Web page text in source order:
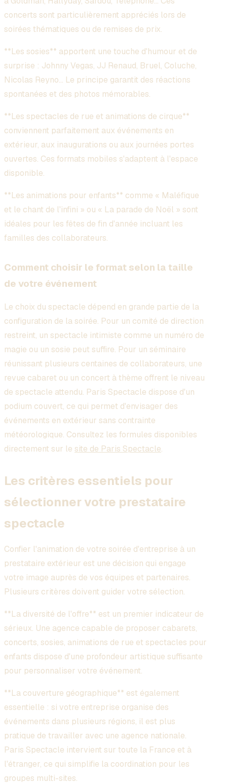
concerts sont particulièrement appréciés lors de
soirées thématiques ou de remises de prix.
**Les sosies** apportent une touche d'humour et de
surprise : Johnny Vegas, JJ Renaud, Bruel, Coluche,
Nicolas Reyno... Le principe garantit des réactions
spontanées et des photos mémorables.
**Les spectacles de rue et animations de cirque**
conviennent parfaitement aux événements en
extérieur, aux inaugurations ou aux journées portes
ouvertes. Ces formats mobiles s'adaptent à l'espace
disponible.
**Les animations pour enfants** comme « Maléfique
et le chant de l'infini » ou « La parade de Noël » sont
idéales pour les fêtes de fin d'année incluant les
familles des collaborateurs.
Comment choisir le format selon la taille
de votre événement
Le choix du spectacle dépend en grande partie de la
configuration de la soirée. Pour un comité de direction
restreint, un spectacle intimiste comme un numéro de
magie ou un sosie peut suffire. Pour un séminaire
réunissant plusieurs centaines de collaborateurs, une
revue cabaret ou un concert à thème offrent le niveau
de spectacle attendu. Paris Spectacle dispose d'un
podium couvert, ce qui permet d'envisager des
événements en extérieur sans contrainte
météorologique. Consultez les formules disponibles
directement sur le site de Paris Spectacle.
Les critères essentiels pour
sélectionner votre prestataire
spectacle
Confier l'animation de votre soirée d'entreprise à un
prestataire extérieur est une décision qui engage
votre image auprès de vos équipes et partenaires.
Plusieurs critères doivent guider votre sélection.
**La diversité de l'offre** est un premier indicateur de
sérieux. Une agence capable de proposer cabarets,
concerts, sosies, animations de rue et spectacles pour
enfants dispose d'une profondeur artistique suffisante
pour personnaliser votre événement.
**La couverture géographique** est également
essentielle : si votre entreprise organise des
événements dans plusieurs régions, il est plus
pratique de travailler avec une agence nationale.
Paris Spectacle intervient sur toute la France et à
l'étranger, ce qui simplifie la coordination pour les
groupes multi-sites.